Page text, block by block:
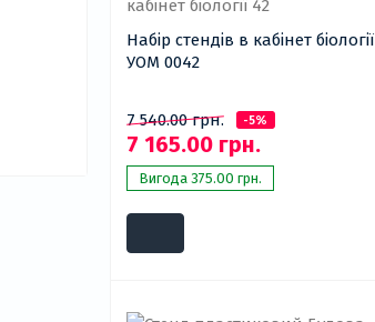
Набір стендів в кабінет біології
УОМ 0042
7 540.00 грн. -5%
7 165.00 грн.
Вигода 375.00 грн.